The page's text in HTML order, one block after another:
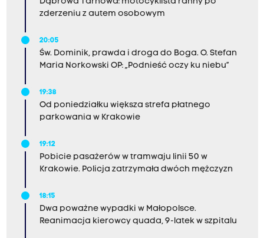
zderzeniu z autem osobowym
20:05
Św. Dominik, prawda i droga do Boga. O. Stefan
Maria Norkowski OP: „Podnieść oczy ku niebu”
19:38
Od poniedziałku większa strefa płatnego
parkowania w Krakowie
19:12
Pobicie pasażerów w tramwaju linii 50 w
Krakowie. Policja zatrzymała dwóch mężczyzn
18:15
Dwa poważne wypadki w Małopolsce.
Reanimacja kierowcy quada, 9-latek w szpitalu